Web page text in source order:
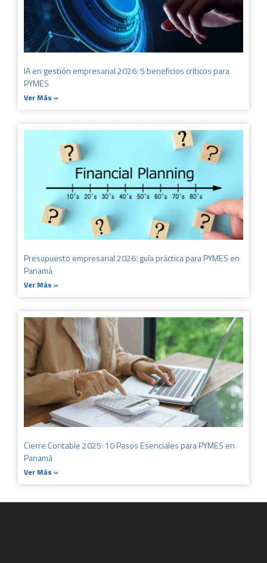
IA en gestión empresarial 2026: 5 beneficios críticos para
PYMES
Ver Más »
Presupuesto empresarial 2026: guía práctica para PYMES en
Panamá
Ver Más »
Cierre Contable 2025: 10 Pasos Esenciales para PYMES en
Panamá
Ver Más »